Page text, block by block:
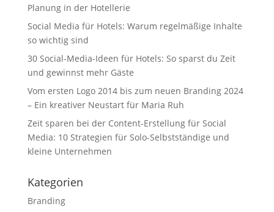
Planung in der Hotellerie
Social Media für Hotels: Warum regelmäßige Inhalte
so wichtig sind
30 Social-Media-Ideen für Hotels: So sparst du Zeit
und gewinnst mehr Gäste
Vom ersten Logo 2014 bis zum neuen Branding 2024
– Ein kreativer Neustart für Maria Ruh
Zeit sparen bei der Content-Erstellung für Social
Media: 10 Strategien für Solo-Selbstständige und
kleine Unternehmen
Kategorien
Branding